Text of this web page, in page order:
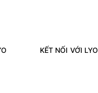
KẾT NỐI VỚI LYO